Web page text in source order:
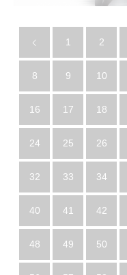
1 2
8 9 10
16 17 18
24 25 26
32 33 34
40 41 42
48 49 50